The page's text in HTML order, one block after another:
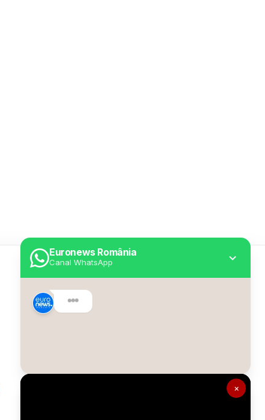
×
Euronews România
Canal WhatsApp
Despre Euronews